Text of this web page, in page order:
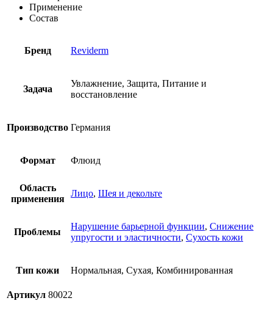
Применение
Состав
Бренд Reviderm
Задача
Увлажнение, Защита, Питание и
восстановление
Производство Германия
Формат Флюид
Область
применения
Лицо, Шея и декольте
Проблемы
Нарушение барьерной функции, Снижение
упругости и эластичности, Сухость кожи
Тип кожи Нормальная, Сухая, Комбинированная
Артикул 80022